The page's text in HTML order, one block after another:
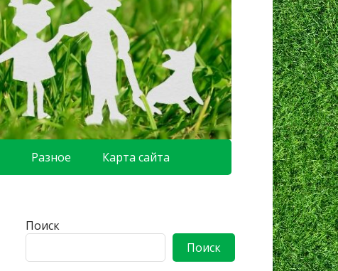
Разное Карта сайта
Поиск
Поиск